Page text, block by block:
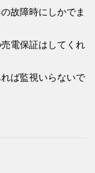
故障時にしかでま
電保証はしてくれ
ば監視いらないで